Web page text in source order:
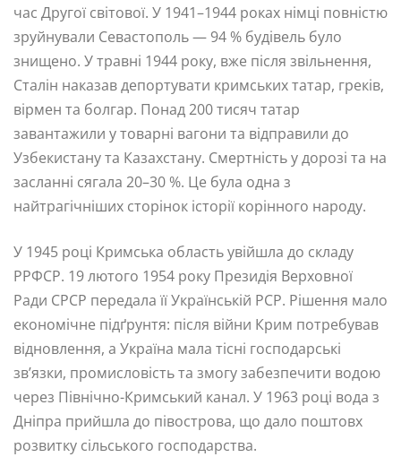
час Другої світової. У 1941–1944 роках німці повністю
зруйнували Севастополь — 94 % будівель було
знищено. У травні 1944 року, вже після звільнення,
Сталін наказав депортувати кримських татар, греків,
вірмен та болгар. Понад 200 тисяч татар
завантажили у товарні вагони та відправили до
Узбекистану та Казахстану. Смертність у дорозі та на
засланні сягала 20–30 %. Це була одна з
найтрагічніших сторінок історії корінного народу.
У 1945 році Кримська область увійшла до складу
РРФСР. 19 лютого 1954 року Президія Верховної
Ради СРСР передала її Українській РСР. Рішення мало
економічне підґрунтя: після війни Крим потребував
відновлення, а Україна мала тісні господарські
зв’язки, промисловість та змогу забезпечити водою
через Північно-Кримський канал. У 1963 році вода з
Дніпра прийшла до півострова, що дало поштовх
розвитку сільського господарства.